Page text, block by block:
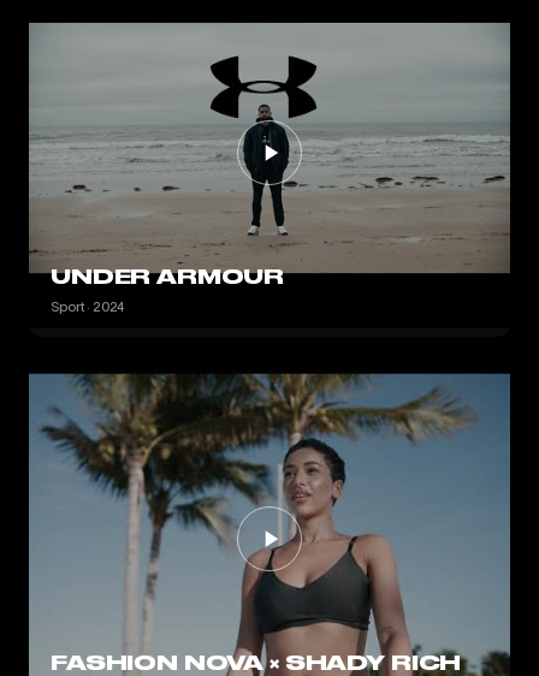
UNDER ARMOUR
Sport · 2024
FASHION NOVA × SHADY RICH